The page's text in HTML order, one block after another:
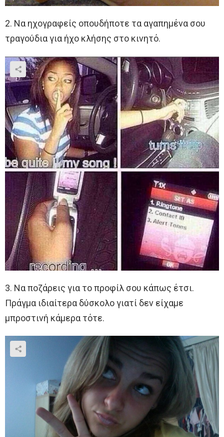
2. Να ηχογραφείς οπουδήποτε τα αγαπημένα σου
τραγούδια για ήχο κλήσης στο κινητό.
3. Να ποζάρεις για το προφίλ σου κάπως έτσι.
Πράγμα ιδιαίτερα δύσκολο γιατί δεν είχαμε
μπροστινή κάμερα τότε.